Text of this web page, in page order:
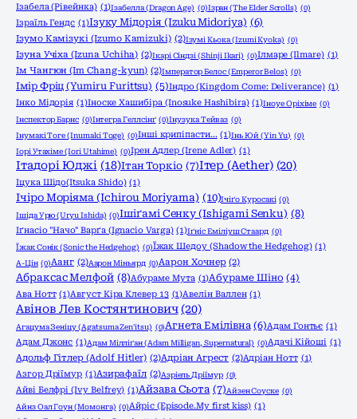
Ізабела (Рівейнка) (1)Ізабелла (Dragon Age) (0)Ізран (The Elder Scrolls) (0)
Ізраїль Гендс (1)Ізуку Мідорія (Izuku Midoriya) (6)
Ізумо Камізукі (Izumo Kamizuki) (2)Ізумі Кьока (Izumi Kyoka) (0)
Ізуна Учіха (Izuna Uchiha) (2)Ікарі Сіндзі (Shinji Ikari) (0)Ілмаре (Ilmare) (1)
Ім Чангюн (Im Chang-kyun) (2)Імператор Белос (Emperor Belos) (0)
Імір Фріц (Yumiru Furittsu) (5)Індро (Kingdom Come: Deliverance) (1)
Інко Мідорія (1)Іноске Хашибіра (Inosuke Hashibira) (1)Іноуе Оріхіме (0)
Інспектор Барнс (0)Інтегра Геллсінґ (0)Інузука Тейваз (0)
Інумакі Тоге (Inumaki Toge) (0)Інші крипіпасти... (1)Інь Юй (Yin Yu) (0)
Іорі Утахіме (Iori Utahime) (0)Ірен Адлер (Irene Adler) (1)
Ітадорі Юджі (18)Ітан Торкіо (7)Ітер (Aether) (20)
Іцука Шідо(Itsuka Shido) (1)
Ічіро Моріяма (Ichirou Moriyama) (10)Ічіґо Куросакі (0)
Ішіда Урю (Uryu Ishida) (0)Ішіґамі Сенку (Ishigami Senku) (8)
Іґнасіо "Начо" Варґа (Ignacio Varga) (1)Іґніс Еміліуш Стаард (0)
Їжак Сонік (Sonic the Hedgehog) (0)Їжак Шедоу (Shadow the Hedgehog) (1)
А-Цін (0)Аанг (2)Аарон Міньярд (0)Аарон Хочнер (2)
Абраксас Мелфой (8)Абураме Мута (1)Абураме Шіно (4)
Ава Нотт (1)Август Кіра Клевер 13 (1)Авелін Валлен (1)
Авінов Лев Костянтинович (20)
Агацума Зеніцу (Agatsuma Zen'itsu) (0)Агнета Емілівна (6)Адам Гонтьє (1)
Адам Джонс (1)Адам Мілліґан (Adam Milligan, Supernatural) (0)Адачі Кійоші (1)
Адольф Гітлер (Adolf Hitler) (2)Адріан Агрест (2)Адріан Нотт (1)
Азгор Дріїмур (1)Азирафаїл (2)Азріель Дріїмур (0)
Айві Белфрі (Ivy Belfrey) (1)Айзава Сьота (7)Айзен Соуске (0)
Айнз Оал Гоун (Момонга) (0)Айріс (Episode.My first kiss) (1)